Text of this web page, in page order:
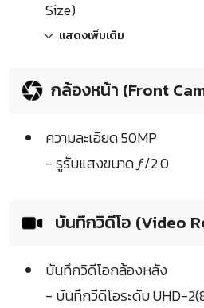
Size)
แสดงเพิ่มเติม
กล้องหน้า (Front
ความละเอียด 50MP
- รูรับแสงขนาด ƒ/2.0
บันทึกวิดีโอ (Video
บันทึกวิดีโอกล้องหลัง
- บันทึกวีดีโอระดับ UHD-